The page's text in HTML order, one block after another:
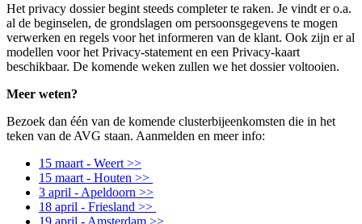
Het privacy dossierbegint steeds completerte raken. Je vindt ero.a.
al de beginselen, de grondslagen om persoonsgegevens te mogen
verwerken en regels voorhet informeren van de klant. Ook zijn er al
modellen voor het Privacy-statement en een Privacy-kaart
beschikbaar. De komende weken zullen we het dossier voltooien.
Meer weten?
Bezoek dan één van de komende clusterbijeenkomsten die in het
teken van de AVG staan. Aanmelden en meer info:
15 maart - Weert >>
15 maart - Houten >>
3 april - Apeldoorn >>
18 april - Friesland >>
19 april - Amsterdam >>